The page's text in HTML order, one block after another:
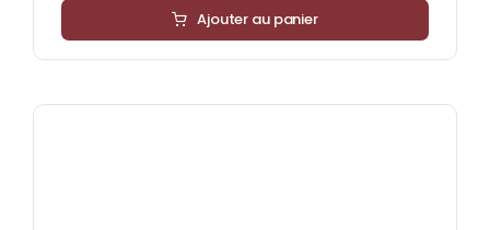
Ajouter au panier